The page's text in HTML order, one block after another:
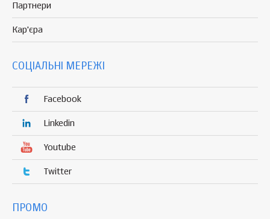
Партнери
Кар'єра
СОЦІАЛЬНІ МЕРЕЖІ
Facebook
Linkedin
Youtube
Twitter
ПРОМО